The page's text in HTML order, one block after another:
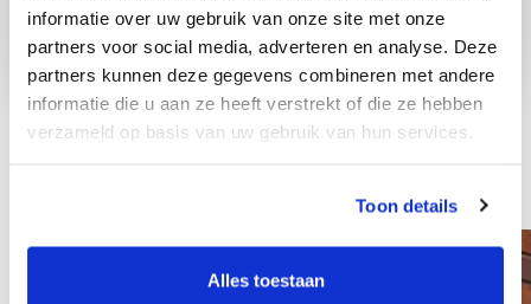
informatie over uw gebruik van onze site met onze
partners voor social media, adverteren en analyse. Deze
partners kunnen deze gegevens combineren met andere
informatie die u aan ze heeft verstrekt of die ze hebben
verzameld op basis van uw gebruik van hun services.
Toon details
Alles toestaan